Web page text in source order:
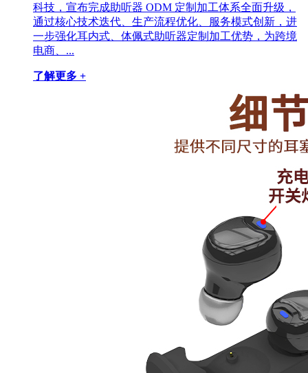
科技，宣布完成助听器 ODM 定制加工体系全面升级，
通过核心技术迭代、生产流程优化、服务模式创新，进
一步强化耳内式、体佩式助听器定制加工优势，为跨境
电商、...
了解更多 +